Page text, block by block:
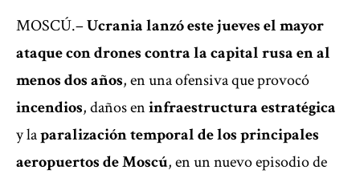
MOSCÚ.–Ucranialanzó este jueves el mayor
ataque con drones contra la capital rusa en al
menos dos años, en una ofensiva que provocó
incendios, daños eninfraestructura estratégica
y laparalización temporal de los principales
aeropuertos de Moscú, en un nuevo episodio de